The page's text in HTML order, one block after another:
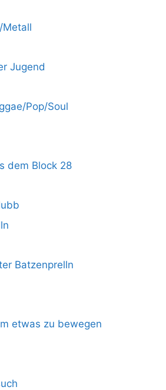
Metall
Jugend
Pop/Soul
dem Block 28
Batzenprelln
etwas zu bewegen